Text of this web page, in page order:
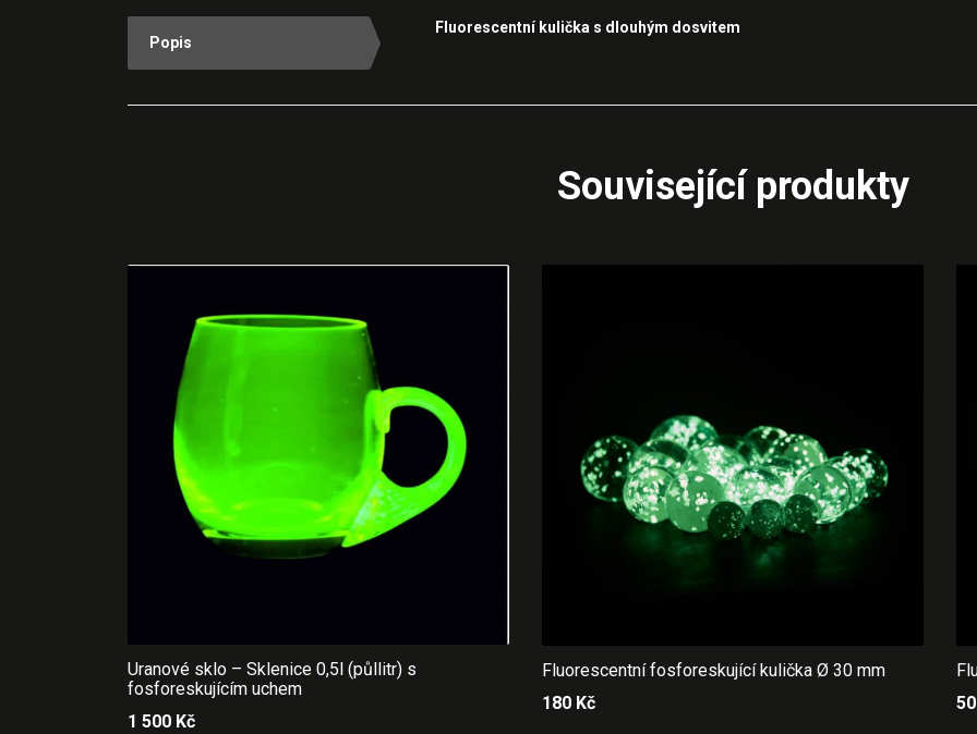
Popis
Fluorescentní kulička s dlouhým dosvitem
Související produkty
Uranové sklo – Sklenice 0,5l (půllitr) s
fosforeskujícím uchem
1 500 Kč
Fluorescentní fosforeskující kulička Ø 30 mm
180 Kč
50